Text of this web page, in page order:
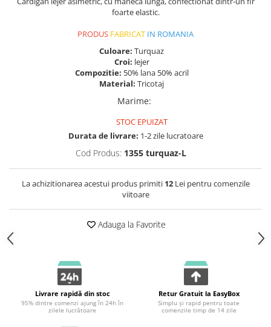
foarte elastic.
PRODUS FABRICAT IN ROMANIA
Culoare: Turquaz
Croi: lejer
Compozitie: 50% lana 50% acril
Material: Tricotaj
Marime:
STOC EPUIZAT
Durata de livrare: 1-2 zile lucratoare
Cod Produs: 1355 turquaz-L
La achizitionarea acestui produs primiti 12Lei pentru comenzile
viitoare
Adauga la Favorite
Livrare rapidă din stoc
95% dintre comenzi ajung în 24h în
zilele lucrătoare
Retur Gratuit la EasyBox
Simplu și rapid pentru toate
comenzile timp de 14 zile